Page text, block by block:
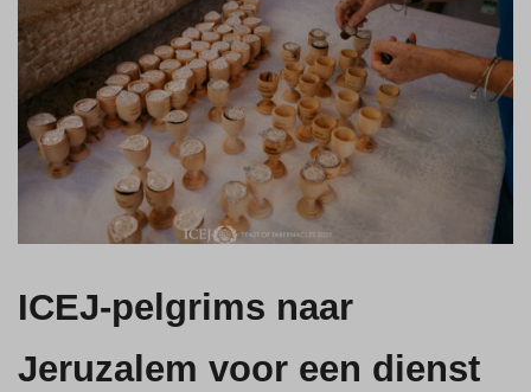
ICEJ-pelgrims naar
Jeruzalem voor een dienst